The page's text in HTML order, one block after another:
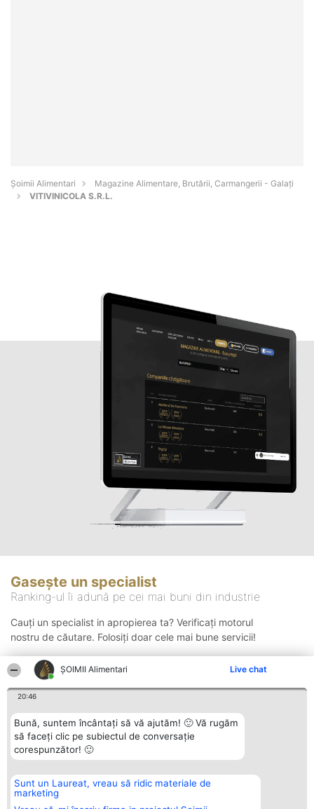
ŞOIMII Alimentari Live chat
20:46
Bună, suntem încântați să vă ajutăm! 🙂 Vă rugăm
să faceți clic pe subiectul de conversație
corespunzător! 🙂
Sunt un Laureat, vreau să ridic materiale de
marketing
Şoimii Alimentari
Magazine Alimentare, Brutării, Carmangerii - Galaţi
VITIVINICOLA S.R.L.
Gasește un specialist
Ranking-ul îi adună pe cei mai buni din industrie
Cauți un specialist in apropierea ta? Verificați motorul
nostru de căutare. Folosiți doar cele mai bune servicii!
Organizator Ranking
BRIGHT SOLUTIONS BR SRL
Aleea Timisul De Sus 2 Bl. A30
Plebiscyt
Lista Tuturor
Contact